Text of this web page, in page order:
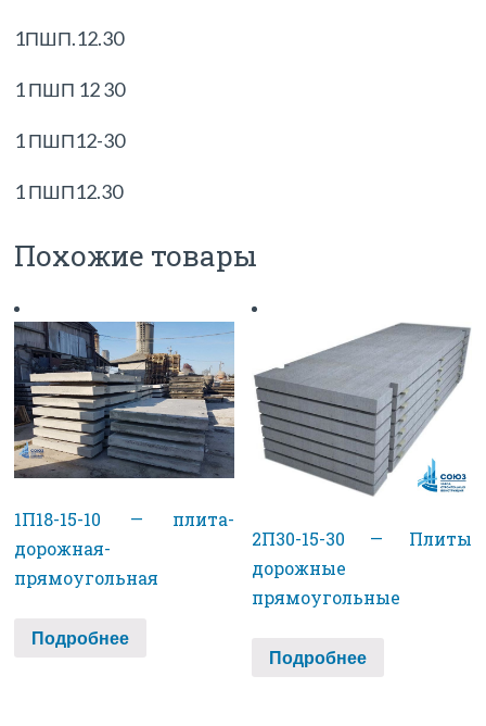
1ПШП.12.30
1 ПШП 12 30
1 ПШП12-30
1 ПШП12.30
Похожие товары
1П18-15-10 — плита-
дорожная-
прямоугольная
Подробнее
2П30-15-30 — Плиты
дорожные
прямоугольные
Подробнее